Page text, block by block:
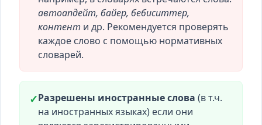
автоапдейт, байер, бебиситтер,
контент и др. Рекомендуется проверять
каждое слово с помощью нормативных
словарей.
✓Разрешены иностранные слова (в т.ч.
на иностранных языках) если они